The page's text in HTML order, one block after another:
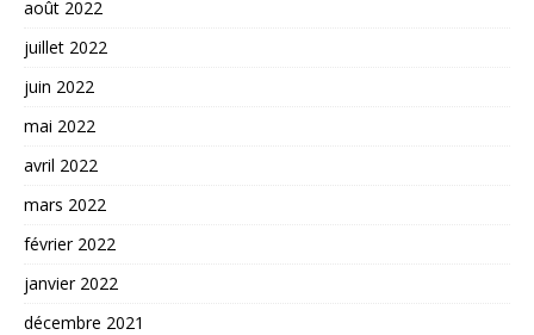
août 2022
juillet 2022
juin 2022
mai 2022
avril 2022
mars 2022
février 2022
janvier 2022
décembre 2021